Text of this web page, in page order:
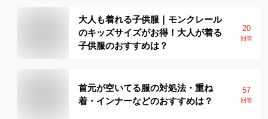
大人も着れる子供服｜モンクレール
のキッズサイズがお得！大人が着る
子供服のおすすめは？
20
回答
首元が空いてる服の対処法・重ね
着・インナーなどのおすすめは？
57
回答